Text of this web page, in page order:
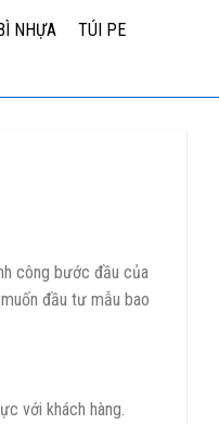
NHỰA TÚI PE
công bước đầu của
đầu tư mẫu bao
với khách hàng.